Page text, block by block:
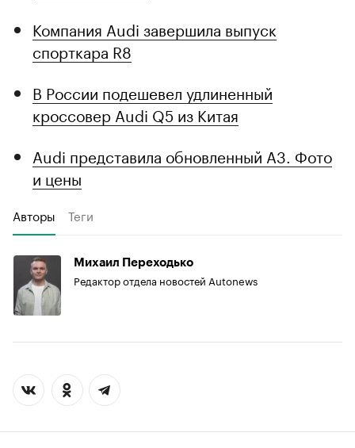
Компания Audi завершила выпуск
спорткара R8
В России подешевел удлиненный
кроссовер Audi Q5 из Китая
Audi представила обновленный A3. Фото
и цены
Авторы Теги
Михаил Переходько
Редактор отдела новостей Autonews